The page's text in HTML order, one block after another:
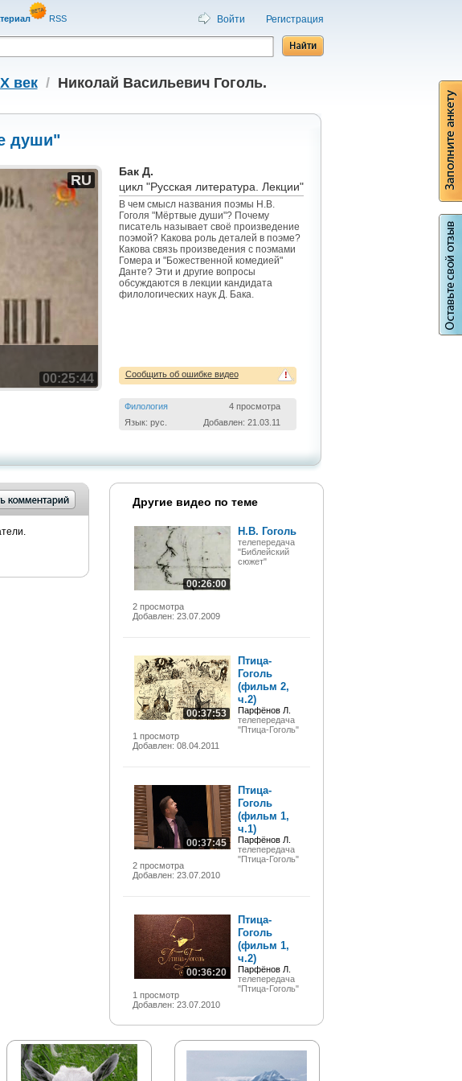
RSS Войти Регистрация
век/ Николай Васильевич Гоголь.
души"
RU
00:25:44
Бак Д.
цикл "Русская литература. Лекции"
В чем смысл названия поэмы Н.В.
Гоголя "Мёртвые души"? Почему
писатель называет своё произведение
поэмой? Какова роль деталей в поэме?
Какова связь произведения с поэмами
Гомера и "Божественной комедией"
Данте? Эти и другие вопросы
обсуждаются в лекции кандидата
филологических наук Д. Бака.
!
Сообщить об ошибке видео
Филология
4 просмотра
Язык: рус.
Добавлен: 21.03.11
Другие видео по теме
00:26:00
2 просмотра
Добавлен: 23.07.2009
Н.В. Гоголь
телепередача
"Библейский
сюжет"
00:37:53
1 просмотр
Добавлен: 08.04.2011
Птица-
Гоголь
(фильм 2,
ч.2)
Парфёнов Л.
телепередача
"Птица-Гоголь"
00:37:45
2 просмотра
Добавлен: 23.07.2010
Птица-
Гоголь
(фильм 1,
ч.1)
Парфёнов Л.
телепередача
"Птица-Гоголь"
00:36:20
1 просмотр
Добавлен: 23.07.2010
Птица-
Гоголь
(фильм 1,
ч.2)
Парфёнов Л.
телепередача
"Птица-Гоголь"